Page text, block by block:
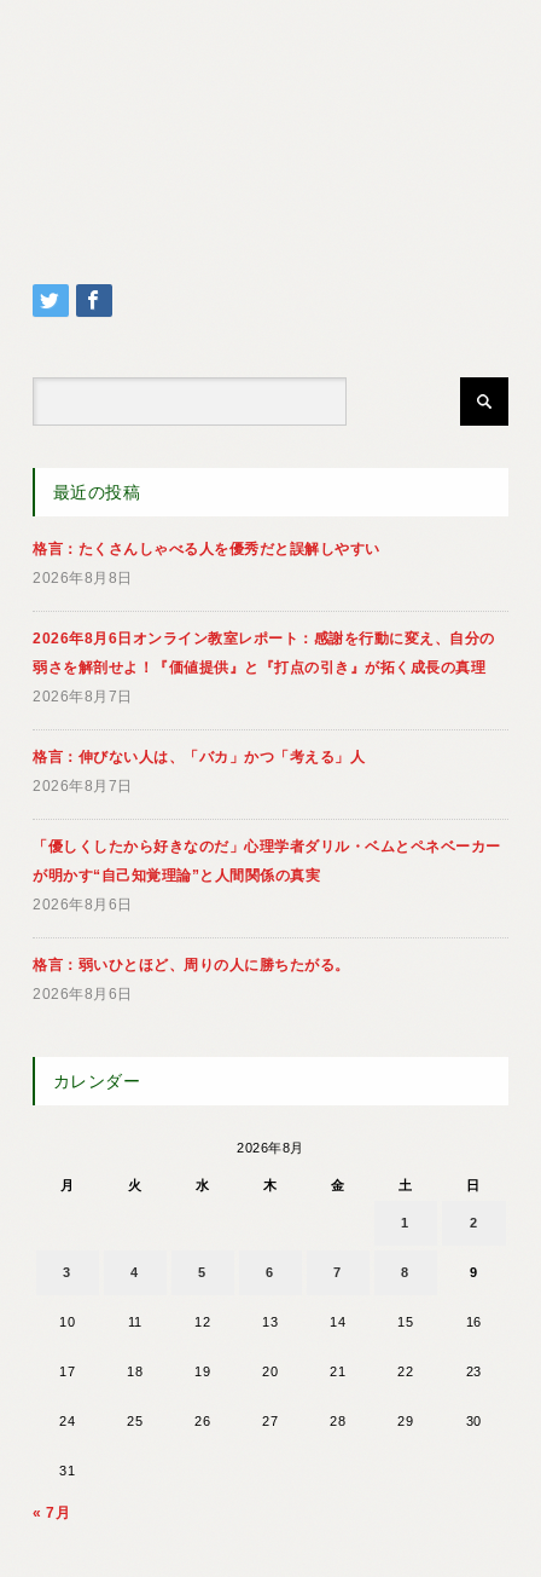
最近の投稿
格言：たくさんしゃべる人を優秀だと誤解しやすい
2026年8月8日
2026年8月6日オンライン教室レポート：感謝を行動に変え、自分の
弱さを解剖せよ！『価値提供』と『打点の引き』が拓く成長の真理
2026年8月7日
格言：伸びない人は、「バカ」かつ「考える」人
2026年8月7日
「優しくしたから好きなのだ」心理学者ダリル・ベムとペネベーカー
が明かす“自己知覚理論”と人間関係の真実
2026年8月6日
格言：弱いひとほど、周りの人に勝ちたがる。
2026年8月6日
カレンダー
2026年8月
月 火 水 木 金 土 日
1 2
3 4 5 6 7 8 9
10 11 12 13 14 15 16
17 18 19 20 21 22 23
24 25 26 27 28 29 30
31
« 7月